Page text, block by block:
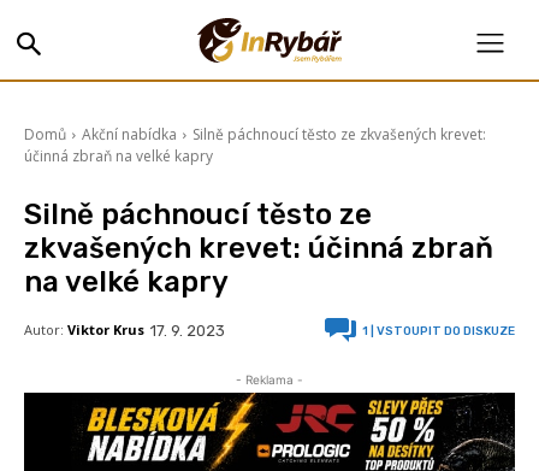
Domů Akční nabídka
Silně páchnoucí těsto ze zkvašených krevet:
účinná zbraň na velké kapry
Silně páchnoucí těsto ze
zkvašených krevet: účinná zbraň
na velké kapry
Autor: Viktor Krus 17. 9. 2023 1 | VSTOUPIT DO DISKUZE
- Reklama -